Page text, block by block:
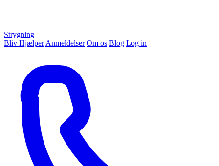
Strygning
Bliv Hjælper Anmeldelser Om os Blog Log in